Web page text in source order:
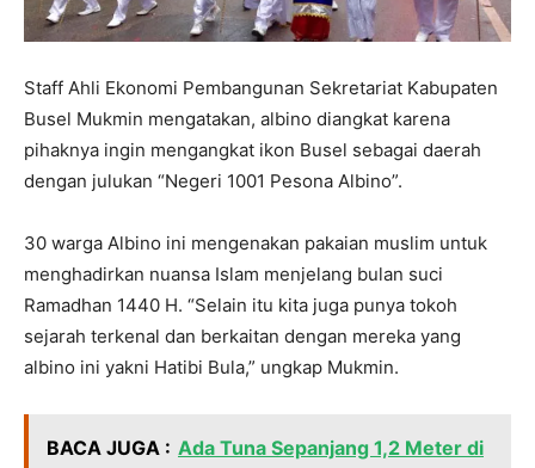
Staff Ahli Ekonomi Pembangunan Sekretariat Kabupaten
Busel Mukmin mengatakan, albino diangkat karena
pihaknya ingin mengangkat ikon Busel sebagai daerah
dengan julukan “Negeri 1001 Pesona Albino”.
30 warga Albino ini mengenakan pakaian muslim untuk
menghadirkan nuansa Islam menjelang bulan suci
Ramadhan 1440 H. “Selain itu kita juga punya tokoh
sejarah terkenal dan berkaitan dengan mereka yang
albino ini yakni Hatibi Bula,” ungkap Mukmin.
BACA JUGA : Ada Tuna Sepanjang 1,2 Meter di